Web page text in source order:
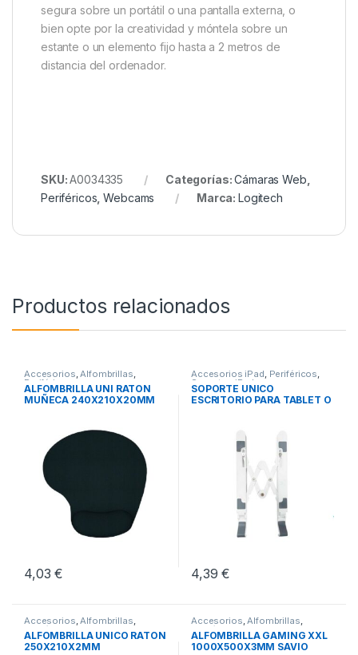
segura sobre un portátil o una pantalla externa, o
bien opte por la creatividad y móntela sobre un
estante o un elemento fijo hasta a 2 metros de
distancia del ordenador.
SKU:A0034335 Categorías:Cámaras Web
Periféricos ,Webcams Marca: Logitech
Productos relacionados
Accesorios,Alfombrillas,
Periféricos
ALFOMBRILLA UNI RATON
MUÑECA 240X210X20MM
4,03€
Accesorios iPad, Periféricos,
Soportes iPad
SOPORTE UNICO
ESCRITORIO PARA TABLET O
4,39€
Accesorios,Alfombrillas,
Periféricos
ALFOMBRILLA UNICO RATON
250X210X2MM
Accesorios,Alfombrillas,
Periféricos
ALFOMBRILLA GAMING XXL
1000X500X3MM SAVIO